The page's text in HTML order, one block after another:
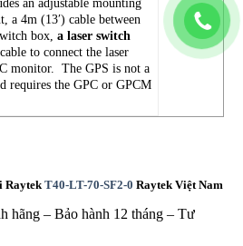
a 4m (13′) cable between
box,a laser switch
to connect the laser
monitor. The GPS is not a
requires the GPC or GPCM
RaytekT40-LT-70-SF2-0 Raytek Việt Nam
hãng – Bảo hành 12 tháng – Tư